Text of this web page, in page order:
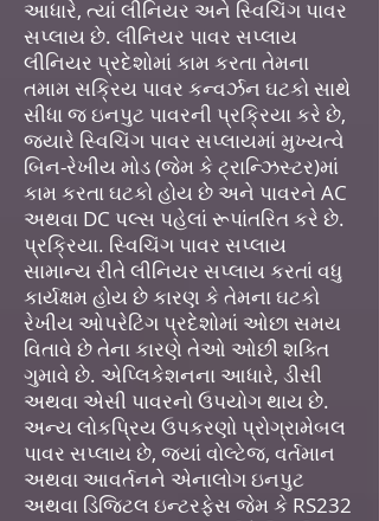
આધારે, ત્યાં લીનિયર અને સ્વિચિંગ પાવર
સપ્લાય છે. લીનિયર પાવર સપ્લાય
લીનિયર પ્રદેશોમાં કામ કરતા તેમના
તમામ સક્રિય પાવર કન્વર્ઝન ઘટકો સાથે
સીધા જ ઇનપુટ પાવરની પ્રક્રિયા કરે છે,
જ્યારે સ્વિચિંગ પાવર સપ્લાયમાં મુખ્યત્વે
બિન-રેખીય મોડ (જેમ કે ટ્રાન્ઝિસ્ટર)માં
કામ કરતા ઘટકો હોય છે અને પાવરને AC
અથવા DC પલ્સ પહેલાં રૂપાંતરિત કરે છે.
પ્રક્રિયા. સ્વિચિંગ પાવર સપ્લાય
સામાન્ય રીતે લીનિયર સપ્લાય કરતાં વધુ
કાર્યક્ષમ હોય છે કારણ કે તેમના ઘટકો
રેખીય ઓપરેટિંગ પ્રદેશોમાં ઓછા સમય
વિતાવે છે તેના કારણે તેઓ ઓછી શક્તિ
ગુમાવે છે. એપ્લિકેશનના આધારે, ડીસી
અથવા એસી પાવરનો ઉપયોગ થાય છે.
અન્ય લોકપ્રિય ઉપકરણો પ્રોગ્રામેબલ
પાવર સપ્લાય છે, જ્યાં વોલ્ટેજ, વર્તમાન
અથવા આવર્તનને એનાલોગ ઇનપુટ
અથવા ડિજિટલ ઇન્ટરફેસ જેમ કે RS232